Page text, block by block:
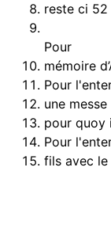
reste ci 52
Pour
mémoire
Pour
une
pour quoy
Pour
fils avec